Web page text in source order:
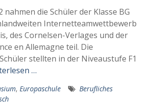
nahmen die Schüler der Klasse BG
Internetteamwettbewerb
des Cornelsen-Verlages und der
en Allemagne teil. Die
stellten in der Niveaustufe F1
…
, Europaschule
Berufliches